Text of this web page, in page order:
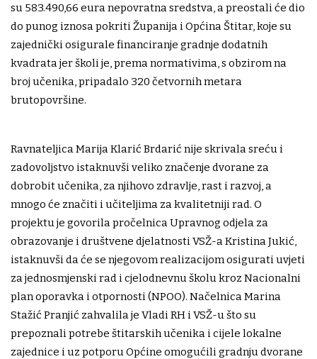
su 583.490,66 eura nepovratna sredstva, a preostali će dio
do punog iznosa pokriti Županija i Općina Štitar, koje su
zajednički osigurale financiranje gradnje dodatnih
kvadrata jer školi je, prema normativima, s obzirom na
broj učenika, pripadalo 320 četvornih metara
brutopovršine.
Ravnateljica Marija Klarić Brdarić nije skrivala sreću i
zadovoljstvo istaknuvši veliko značenje dvorane za
dobrobit učenika, za njihovo zdravlje, rast i razvoj, a
mnogo će značiti i učiteljima za kvalitetniji rad. O
projektu je govorila pročelnica Upravnog odjela za
obrazovanje i društvene djelatnosti VSŽ-a Kristina Jukić,
istaknuvši da će se njegovom realizacijom osigurati uvjeti
za jednosmjenski rad i cjelodnevnu školu kroz Nacionalni
plan oporavka i otpornosti (NPOO). Načelnica Marina
Stažić Pranjić zahvalila je Vladi RH i VSŽ-u što su
prepoznali potrebe štitarskih učenika i cijele lokalne
zajednice i uz potporu Općine omogućili gradnju dvorane